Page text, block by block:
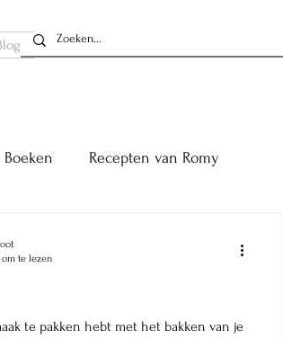
Boeken Recepten van Romy
te pakken hebt met het bakken van je
te lezen